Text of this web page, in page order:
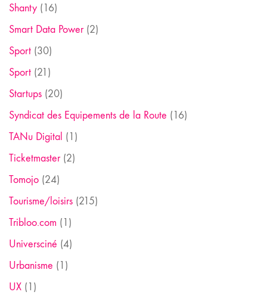
Shanty (16)
Smart Data Power(2)
Sport (30)
Sport (21)
Startups (20)
Syndicat des Equipements de la Route (16)
TANu Digital (1)
Ticketmaster(2)
Tomojo (24)
Tourisme/loisirs (215)
Tribloo.com (1)
Universciné (4)
Urbanisme (1)
UX (1)